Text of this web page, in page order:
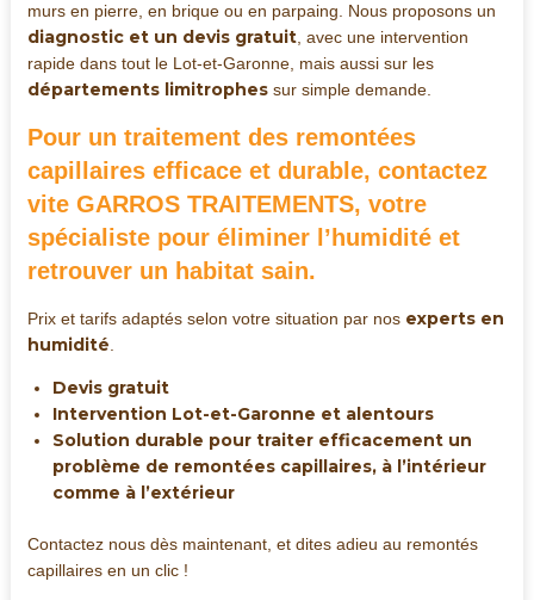
murs en pierre, en brique ou en parpaing. Nous proposons un
diagnostic et un devis gratuit , avec une intervention
rapide dans tout le Lot-et-Garonne, mais aussi sur les
départements limitrophes sur simple demande.
Pour un traitement des remontées
capillaires efficace et durable, contactez
vite GARROS TRAITEMENTS, votre
spécialiste pour éliminer l’humidité et
retrouver un habitat sain.
Prix et tarifs adaptés selon votre situation par nos experts en
humidité
Devis gratuit
Intervention Lot-et-Garonne et alentours
Solution durable pour traiter efficacement un
problème de remontées capillaires, à l’intérieur
comme à l’extérieur
Contactez nous dès maintenant, et dites adieu au remontés
capillaires en un clic !